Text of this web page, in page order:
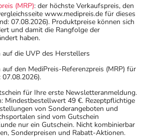
(MRP): der höchste Verkaufspreis, den
www.medipreis.de für dieses
07.08.2026). Produktpreise können sich
und damit die Rangfolge der
haben.
die UVP des Herstellers
den MediPreis-Referenzpreis (MRP) für
für Ihre erste Newsletteranmeldung.
Mindestbestellwert 49 €. Rezeptpflichtige
von Sonderangeboten und
sind vom Gutschein
nur ein Gutschein. Nicht kombinierbar
Sonderpreisen und Rabatt-Aktionen.